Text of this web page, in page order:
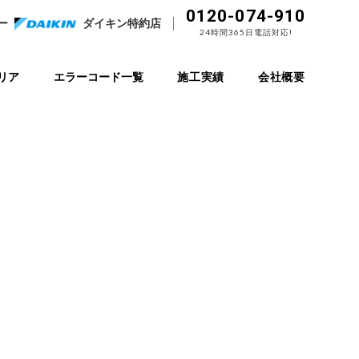
ダイキン特約店 0120-074-910
24時間365日電話対応!
ア エラーコード一覧 施工実績 会社概要